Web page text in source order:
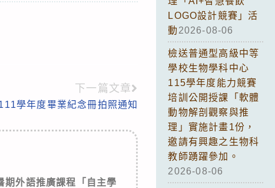
下一篇文章
學年度畢業紀念冊拍照通知
期外語推廣課程「自主學
LOGO設計競賽」活
動 2026-08-06
檢送普通型高級中等
學校生物學科中心
115學年度能力競賽
培訓公開授課「軟體
動物解剖觀察與推
理」實施計畫1份，
邀請有興趣之生物科
教師踴躍參加。
2026-08-06